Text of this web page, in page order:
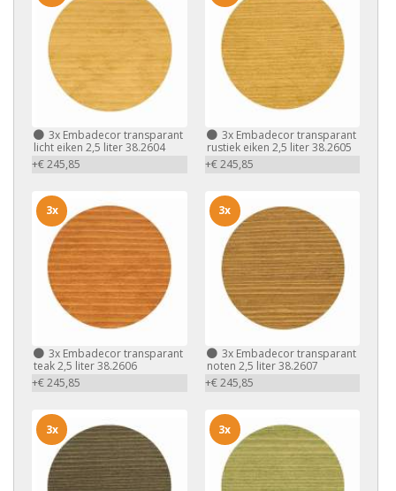
3x Embadecor transparant
licht eiken 2,5 liter 38.2604
+€ 245,85
3xEmbadecor transparant
rustiek eiken 2,5 liter 38.2605
+€ 245,85
3x Embadecor transparant
teak 2,5 liter 38.2606
+€ 245,85
3x
3xEmbadecor transparant
noten 2,5 liter 38.2607
+€ 245,85
3x
3x 3x